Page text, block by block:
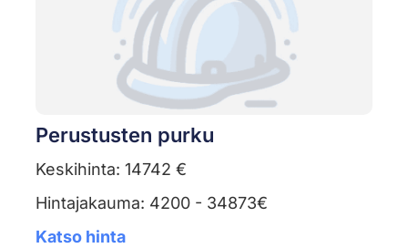
Perustusten purku
Keskihinta: 14742 €
Hintajakauma: 4200 - 34873€
Katso hinta